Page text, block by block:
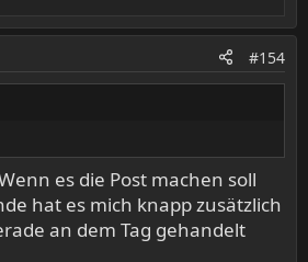
#154
es die Post machen soll
hat es mich knapp zusätzlich
an dem Tag gehandelt